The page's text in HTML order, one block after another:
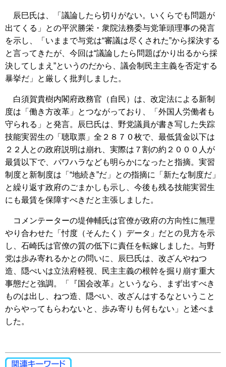
辰巳氏は、「議論したら切りがない。いくらでも問題が
出てくる」との平沢勝栄・衆院法務委与党筆頭理事の発言
を示し、「いままで与党は“審議は尽くされた”から採決する
と言ってきたが、今回は“議論したら問題ばかり出るから採
決してしまえ”というのだから、議会制民主主義を否定する
暴挙だ」と厳しく批判しました。
白須賀貴樹内閣府政務官（自民）は、改定法による新制
度は「働き方改革」とつながっており、「外国人労働者も
守られる」と発言。辰巳氏は、野党議員が書き写した失踪
技能実習生の「聴取票」全２８７０枚で、最低賃金以下は
２２人との政府説明は崩れ、実際は７割の約２０００人が
最賃以下で、パワハラなども明らかになったと指摘。実習
制度と新制度は「“地続き”だ」との指摘に「新たな制度だ」
と繰り返す政府のごまかしも示し、今後も残る技能実習生
にも最賃を保障すべきだと主張しました。
コメンテーターの堤伸輔氏は官僚が政府の方向性に無理
やり合わせた「忖度（そんたく）データ」だとの見方を示
し、石崎氏は官僚の質の低下に責任を転嫁しました。与野
党は歩み寄れるかとの問いに、辰巳氏は、改ざんやねつ
造、隠ぺいは立法府軽視、民主主義の根幹を掘り崩す重大
事態だと強調。「『国会改革』というなら、まず出すべき
ものは出し、ねつ造、隠ぺい、改ざんはするなということ
からやってもらわないと、歩み寄りも何もない」と述べま
した。